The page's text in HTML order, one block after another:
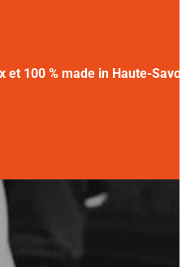
100 % made in Haute-